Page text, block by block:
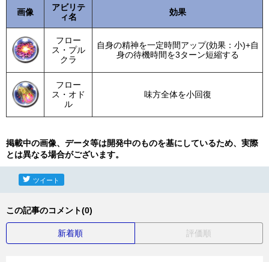
画像
アビリテ
ィ名
効果
フロー
ス・プル
クラ
自身の精神を一定時間アップ(効果：小)+自
身の待機時間を3ターン短縮する
フロー
ス・オド
ル
味方全体を小回復
掲載中の画像、データ等は開発中のものを基にしているため、実際
とは異なる場合がございます。
ツイート
この記事のコメント(0)
新着順 評価順